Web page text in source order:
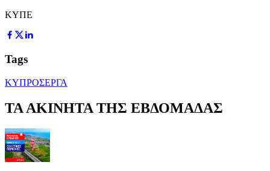
ΚΥΠΕ
Tags
ΚΥΠΡΟΣΕΡΓΑ
ΤΑ ΑΚΙΝΗΤΑ ΤΗΣ ΕΒΔΟΜΑΔΑΣ